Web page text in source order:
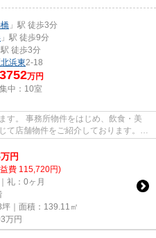
」駅 徒歩3分
」駅 徒歩9分
駅 徒歩3分
北浜東2-18
万円
中： 10室
す。 事務所物件をはじめ、飲食・美
店舗物件をご紹介しております。
万円
費 115,720円)
礼：0ヶ月
｜面積：139.11㎡
万円